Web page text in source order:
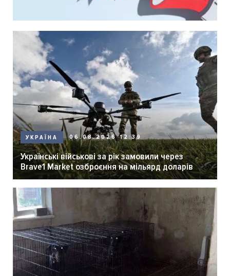
УКРАЇНА 06.08.2026 12:39
Українські військові за рік замовили через
Brave1 Market озброєння на мільярд доларів